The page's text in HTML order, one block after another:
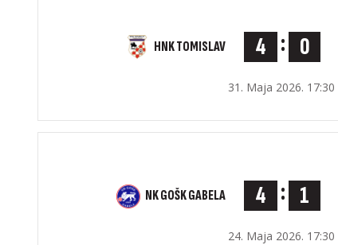
HNK TOMISLAV 4 : 0
31. Maja 2026. 17:30
NK GOŠK GABELA 4 : 1
24. Maja 2026. 17:30